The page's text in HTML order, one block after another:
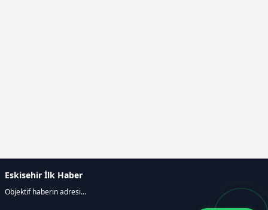
Eskisehir İlk Haber
Objektif haberin adresi...